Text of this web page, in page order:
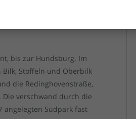
und im Zuge der
das Armenhaus der
bis zur Hundsburg. Im
Stoffeln und Oberbilk
die Redinghovenstraße,
verschwand durch die
angelegten Südpark fast